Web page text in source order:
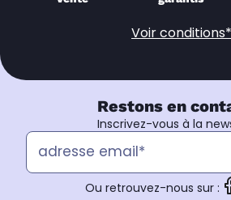
Voir conditions*
Restons en
Inscrivez-vous à la
Ou retrouvez-nous sur :